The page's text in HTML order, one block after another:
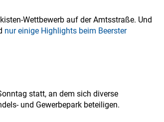
Wettbewerb auf der Amtsstraße. Und
nur einige Highlights beim Beerster
statt, an dem sich diverse
und Gewerbepark beteiligen.